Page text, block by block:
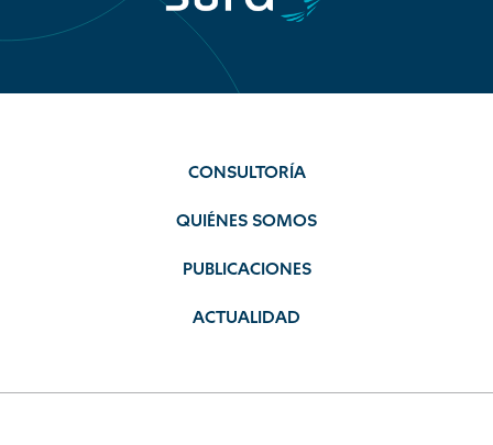
CONSULTORÍA
QUIÉNES SOMOS
PUBLICACIONES
ACTUALIDAD